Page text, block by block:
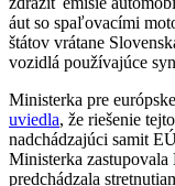
áut so spaľovacími
štátov vrátane
vozidlá používajúce
Ministerka pre
uviedla, že riešenie
nadchádzajúci samit
Ministerka zastupovala
predchádzala